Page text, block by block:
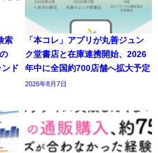
索
ド
「本コレ」アプリが丸善ジュン
ク堂書店と在庫連携開始、2026
年中に全国約700店舗へ拡大予定
2026年8月7日